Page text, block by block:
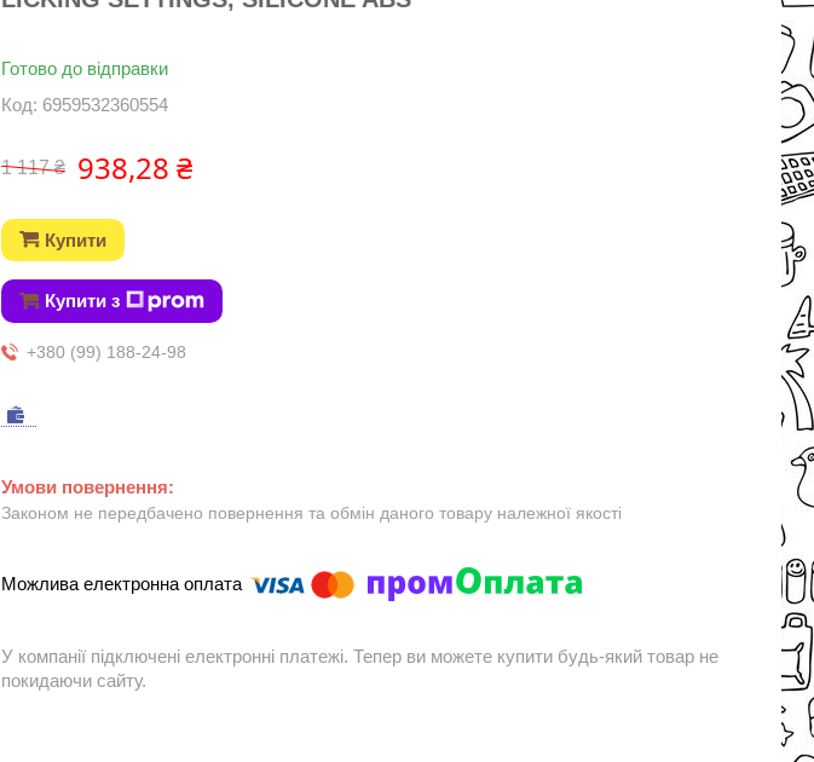
Готово до відправки
Код: 6959532360554
1 117 ₴ 938,28 ₴
Купити
Купити з
+380 (99) 188-24-98
Законом не передбачено повернення та обмін даного товару належної якості
У компанії підключені електронні платежі. Тепер ви можете купити будь-який товар не
покидаючи сайту.